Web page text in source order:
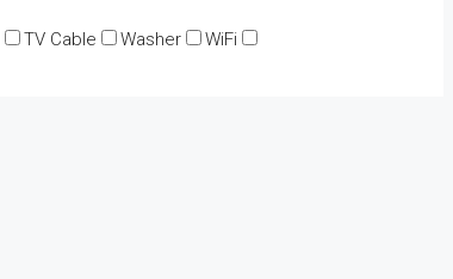
TV Cable Washer
WiFi